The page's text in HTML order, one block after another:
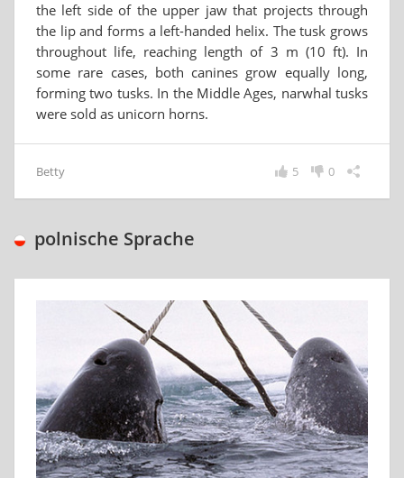
the left side of the upper jaw that projects through
the lip and forms a left-handed helix. The tusk grows
throughout life, reaching length of 3 m (10 ft). In
some rare cases, both canines grow equally long,
forming two tusks. In the Middle Ages, narwhal tusks
were sold as unicorn horns.
Betty 0
5
polnische Sprache